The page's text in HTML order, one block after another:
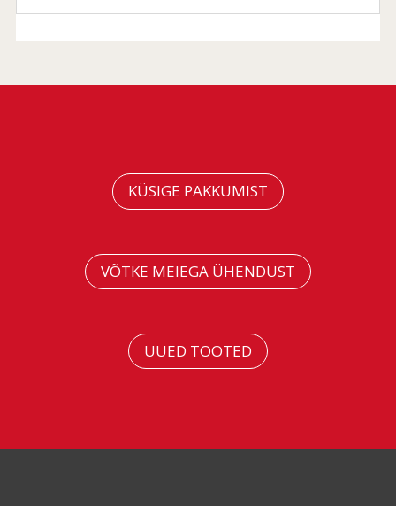
KÜSIGE PAKKUMIST
VÕTKE MEIEGA ÜHENDUST
UUED TOOTED